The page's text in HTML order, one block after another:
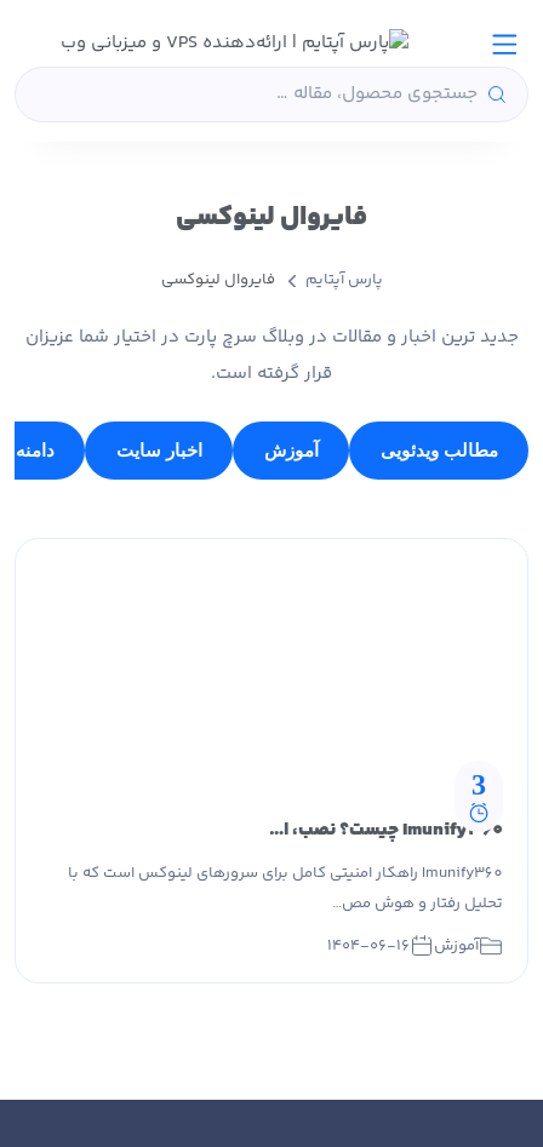
فایروال لینوکسی
پارس آپتایم فایروال لینوکسی
جدید ترین اخبار و مقالات در وبلاگ سرچ پارت در اختیار شما عزیزان
قرار گرفته است.
مطالب ویدئویی آموزش اخبار سایت دامنه
3
Imunify360 چیست؟ نصب، امکانات و خرید لایسنس از پارس آپتایم
Imunify360 راهکار امنیتی کامل برای سرورهای لینوکس است که با
تحلیل رفتار و هوش مص…
آموزش
۱۴۰۴-۰۶-۱۶